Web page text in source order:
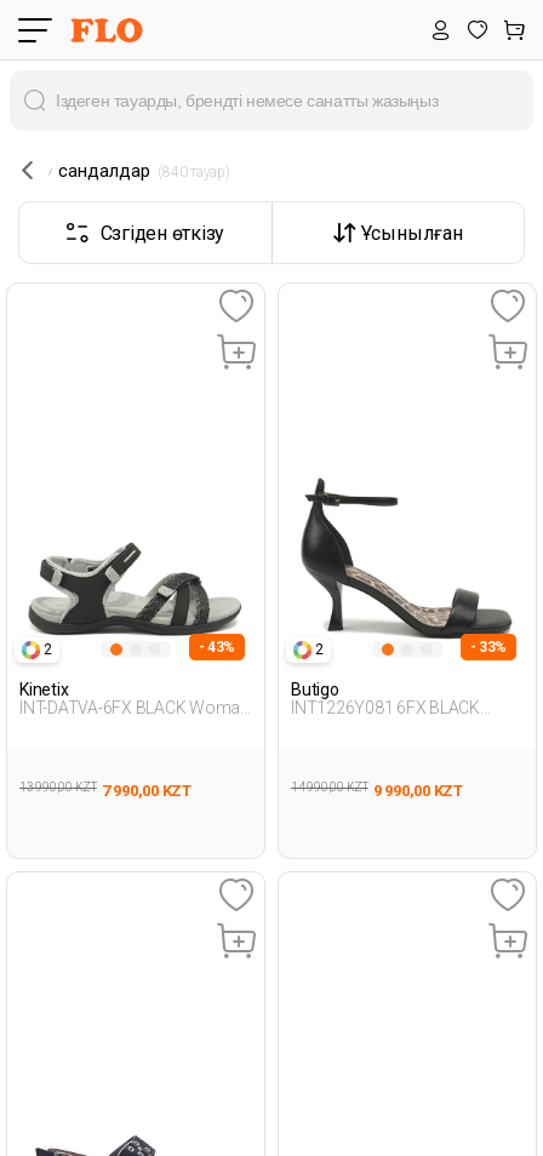
сандалдар (840 тауар)
Сүзгіден өткізу Ұсынылған
2 - 43%
Kinetix
INT-DATVA-6FX BLACK Woman
13 990,00 KZT 7 990,00 KZT
2 - 33%
Butigo
INT1226Y081 6FX BLACK
14 990,00 KZT 9 990,00 KZT